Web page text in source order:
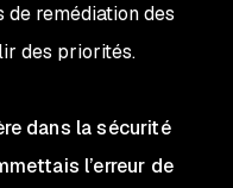
de remédiation des
des priorités.
dans la sécurité
l’erreur de